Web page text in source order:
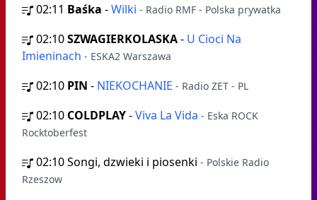
02:11 Baśka -Wilki - Radio RMF - Polska prywatka
02:10SZWAGIERKOLASKA- U Cioci Na
Imieninach - ESKA2 Warszawa
02:10 PIN - NIEKOCHANIE - Radio ZET - PL
02:10 COLDPLAY-Viva La Vida - Eska ROCK
Rocktoberfest
02:10Songi, dzwieki i piosenki - Polskie Radio
Rzeszow